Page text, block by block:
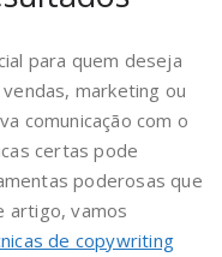
para quem deseja
marketing ou
comunicação com o
certas pode
poderosas que
artigo, vamos
de copywriting